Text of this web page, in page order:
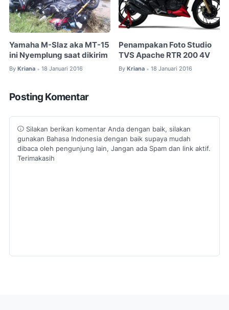
Yamaha M-Slaz aka MT-15
ini Nyemplung saat dikirim
By Kriana • 18 Januari 2016
Penampakan Foto Studio
TVS Apache RTR 200 4V
By Kriana • 18 Januari 2016
Posting Komentar
Silakan berikan komentar Anda dengan baik, silakan
gunakan Bahasa Indonesia dengan baik supaya mudah
dibaca oleh pengunjung lain, Jangan ada Spam dan link aktif.
Terimakasih